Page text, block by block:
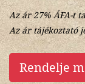
Az ár 27% ÁFA-t
Az ár tájékoztató
Rendelje